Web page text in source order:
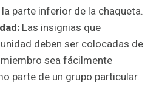
parte inferior de la chaqueta.
Las insignias que
deben ser colocadas de
sea fácilmente
parte de un grupo particular.